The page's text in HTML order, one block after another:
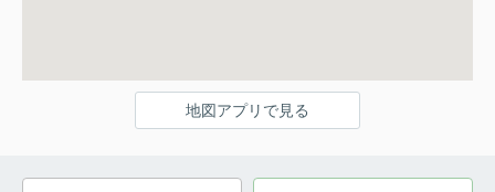
地図アプリで見る